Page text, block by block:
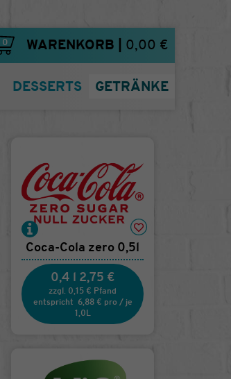
0 WARENKORB 0,00 €
DESSERTS GETRÄNKE
Coca-Cola zero 0,5l
0,4 l 2,75 €
zzgl. 0,15 € Pfand
entspricht 6,88 € pro / je
1,0L